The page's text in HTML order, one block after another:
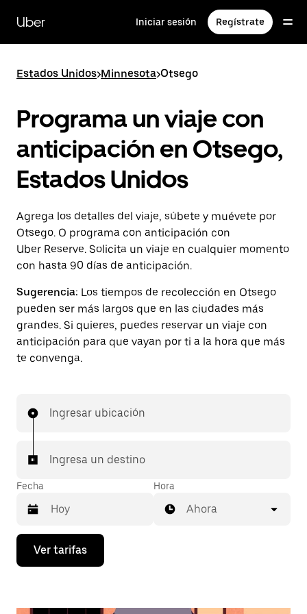
contenido
principal
Uber Iniciar sesión Regístrate
Estados Unidos>Minnesota>Otsego
Programa un viaje con
anticipación en Otsego,
Estados Unidos
Agrega los detalles del viaje, súbete y muévete por
Otsego. O programa con anticipación con
Uber Reserve. Solicita un viaje en cualquier momento
con hasta 90 días de anticipación.
Sugerencia: Los tiempos de recolección en Otsego
pueden ser más largos que en las ciudades más
grandes. Si quieres, puedes reservar un viaje con
anticipación para que vayan por ti a la hora que más
te convenga.
Ingresar ubicación
Ingresa un destino
Fecha
Presiona
flecha
Hora
Ahora
Ver tarifas